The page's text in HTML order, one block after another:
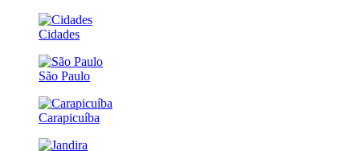
Cidades
São Paulo
Carapicuíba